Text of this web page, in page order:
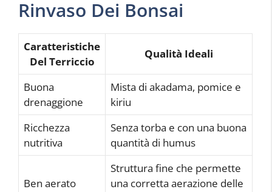
Rinvaso Dei Bonsai
Caratteristiche
Del Terriccio
Qualità Ideali
Buona
drenaggione
Mista di akadama, pomice e
kiriu
Ricchezza
nutritiva
Senza torba e con una buona
quantità di humus
Ben aerato
Struttura fine che permette
una corretta aerazione delle